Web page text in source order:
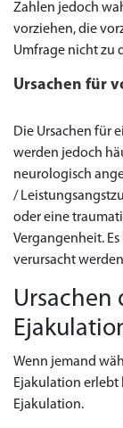
Zahlen jedoch
vorziehen, die
Umfrage nicht zu
Ursachen für
Die Ursachen für
werden jedoch
neurologisch
/
oder eine
Vergangenheit.
verursacht
Ursachen
Wenn jemand
Ejakulation erlebt
Ejakulation.